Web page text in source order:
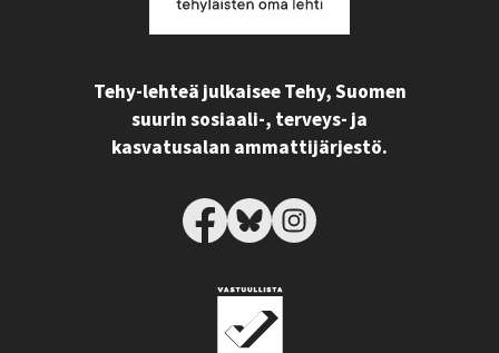
Tehy-lehteä julkaisee Tehy, Suomen
suurin sosiaali-, terveys- ja
kasvatusalan ammattijärjestö.